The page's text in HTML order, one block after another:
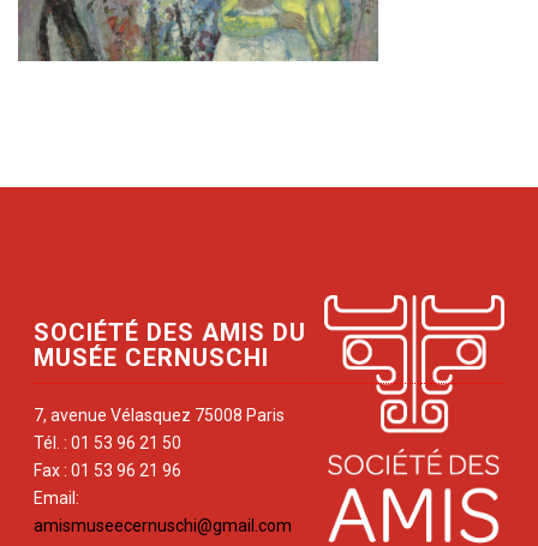
SOCIÉTÉ DES AMIS DU
MUSÉE CERNUSCHI
7, avenue Vélasquez 75008 Paris
Tél. : 01 53 96 21 50
Fax : 01 53 96 21 96
Email:
amismuseecernuschi@gmail.com